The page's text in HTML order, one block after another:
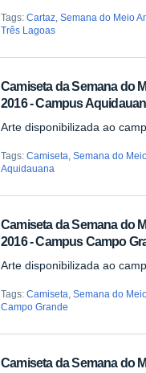
Tags:Cartaz ,Semana do Meio
Três Lagoas
Camiseta da Semana do
2016 - Campus
Arte disponibilizada ao
Tags:Camiseta ,Semana do
Aquidauana
Camiseta da Semana do
2016 - Campus Campo
Arte disponibilizada ao
Tags:Camiseta ,Semana do
Campo Grande
Camiseta da Semana do